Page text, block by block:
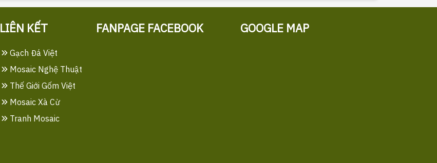
LIÊN KẾT
Gạch Đá Việt
Mosaic Nghệ Thuật
Thế Giới Gốm Việt
Mosaic Xà Cừ
Tranh Mosaic
FANPAGE FACEBOOK GOOGLE MAP